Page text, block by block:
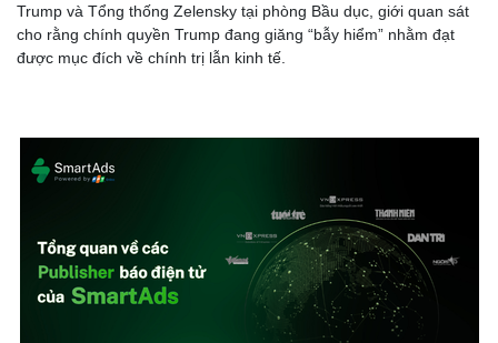
Thể thao
Thế giới thể thao
eSports
Hậu trường
Xe máy
Tư vấn
Trump và Tổng thống Zelensky tại phòng Bầu dục, giới quan sát
cho rằng chính quyền Trump đang giăng “bẫy hiểm” nhằm đạt
được mục đích về chính trị lẫn kinh tế.